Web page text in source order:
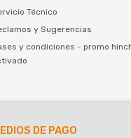
Técnico
y Sugerencias
y condiciones - promo
DE PAGO